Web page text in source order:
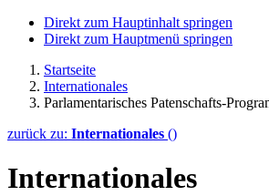
Direkt zum Hauptinhalt springen
Direkt zum Hauptmenü springen
Startseite
Internationales
Parlamentarisches Patenschafts-
zurück zu: Internationales ()
Internationales